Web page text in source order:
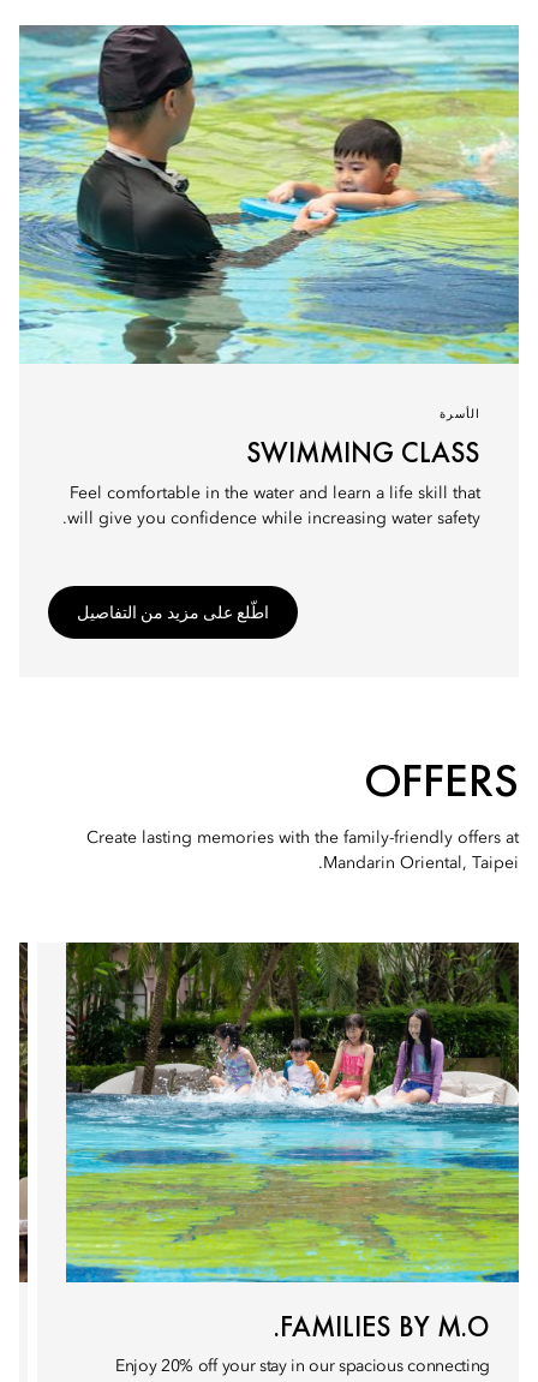
الأسرة
SWIMMING CLASS
Feel comfortable in the water and learn a life skill that
will give you confidence while increasing water safety.
اطّلع على مزيد من التفاصيل
OFFERS
Create lasting memories with the family-friendly offers at
Mandarin Oriental, Taipei.
FAMILIES BY M.O.
Enjoy 20% off your stay in our spacious connecting